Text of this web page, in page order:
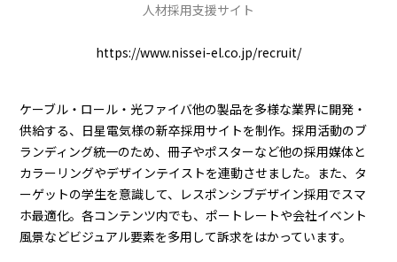
人材採用支援サイト
https://www.nissei-el.co.jp/recruit/
ケーブル・ロール・光ファイバ他の製品を多様な業界に開発・
供給する、日星電気様の新卒採用サイトを制作。採用活動のブ
ランディング統一のため、冊子やポスターなど他の採用媒体と
カラーリングやデザインテイストを連動させました。また、タ
ーゲットの学生を意識して、レスポンシブデザイン採用でスマ
ホ最適化。各コンテンツ内でも、ポートレートや会社イベント
風景などビジュアル要素を多用して訴求をはかっています。